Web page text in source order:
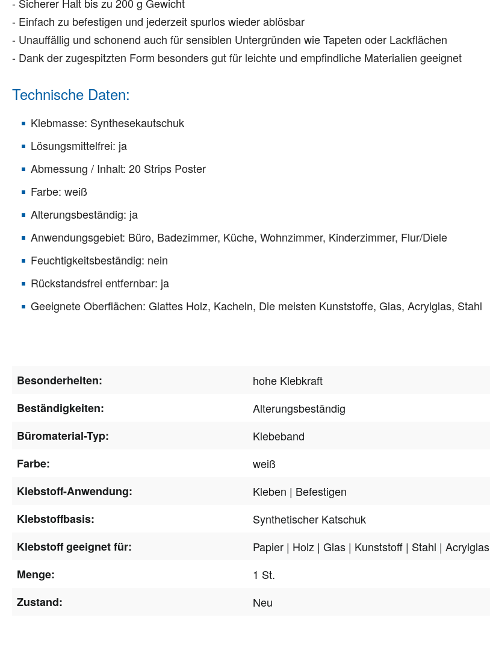
- Einfach zu befestigen und jederzeit spurlos wieder ablösbar
- Unauffällig und schonend auch für sensiblen Untergründen wie Tapeten oder Lackflächen
- Dank der zugespitzten Form besonders gut für leichte und empfindliche Materialien geeignet
Technische Daten:
Klebmasse: Synthesekautschuk
Lösungsmittelfrei: ja
Abmessung / Inhalt: 20 Strips Poster
Farbe: weiß
Alterungsbeständig: ja
Anwendungsgebiet: Büro, Badezimmer, Küche, Wohnzimmer, Kinderzimmer, Flur/Diele
Feuchtigkeitsbeständig: nein
Rückstandsfrei entfernbar: ja
Geeignete Oberflächen: Glattes Holz, Kacheln, Die meisten Kunststoffe, Glas, Acrylglas, Stahl
Besonderheiten:
hohe Klebkraft
Beständigkeiten:
Alterungsbeständig
Büromaterial-Typ:
Klebeband
Farbe:
weiß
Klebstoff-Anwendung:
Kleben | Befestigen
Klebstoffbasis:
Synthetischer Katschuk
Klebstoff geeignet für:
Papier | Holz | Glas | Kunststoff | Stahl | Acrylglas
Menge:
1 St.
Zustand:
Neu